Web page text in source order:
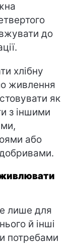
до
хлібну
живлення
як
з іншими
або
лише для
й інші
потребами